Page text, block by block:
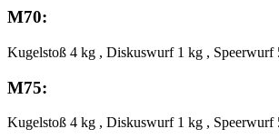
M70:
Kugelstoß 4 kg , Diskuswurf 1 kg , Speerwurf
M75:
Kugelstoß 4 kg , Diskuswurf 1 kg , Speerwurf